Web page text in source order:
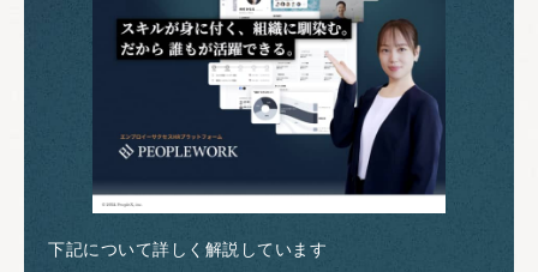
下記について詳しく解説しています